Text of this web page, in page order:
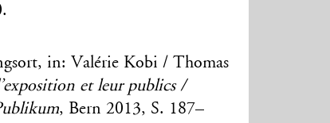
in: Valérie Kobi / Thomas
et leur publics /
, Bern 2013, S. 187–